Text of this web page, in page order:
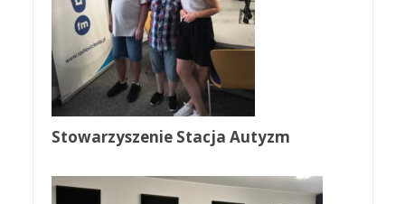
Stowarzyszenie Stacja Autyzm